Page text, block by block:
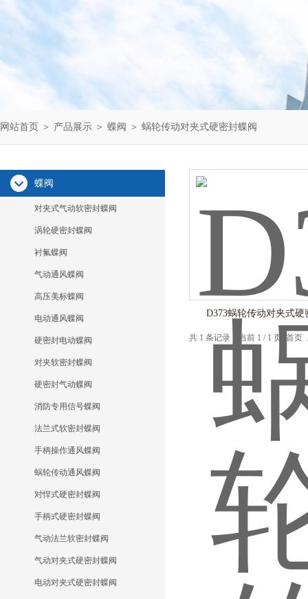
网站首页 ＞ 产品展示 ＞ 蝶阀 ＞ 蜗轮传动对夹式硬密封蝶阀
蝶阀
对夹式气动软密封蝶阀
涡轮硬密封蝶阀
衬氟蝶阀
气动通风蝶阀
高压美标蝶阀
电动通风蝶阀
硬密封电动蝶阀
对夹软密封蝶阀
硬密封气动蝶阀
消防专用信号蝶阀
法兰式软密封蝶阀
手柄操作通风蝶阀
蜗轮传动通风蝶阀
对悍式硬密封蝶阀
手柄式硬密封蝶阀
气动法兰软密封蝶阀
气动对夹式硬密封蝶阀
电动对夹式硬密封蝶阀
D373蜗轮传动对夹式硬
共 1 条记录，当前 1 / 1 页 首